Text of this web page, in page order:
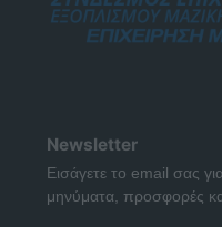
Newsletter
Εισάγετε το email σας
μηνύματα, προσφορές